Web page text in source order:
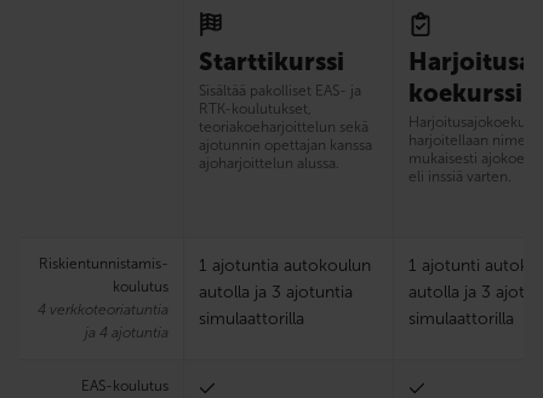
Starttikurssi
Sisältää pakolliset EAS- ja
RTK-koulutukset,
teoriakoeharjoittelun sekä
ajotunnin opettajan kanssa
ajoharjoittelun alussa.
koekurssi
harjoitellaan
mukaisesti
eli inssiä varten.
Riskien­tunnistamis­
koulutus
4 verkkoteoriatuntia
ja 4 ajotuntia
1 ajotuntia autokoulun
autolla ja 3 ajotuntia
simulaattorilla
1 ajotunti
autolla ja 3
simulaattorilla
EAS-koulutus